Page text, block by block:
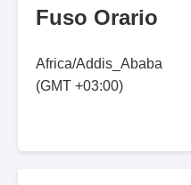
Fuso Orario
Africa/Addis_Ababa
(GMT +03:00)